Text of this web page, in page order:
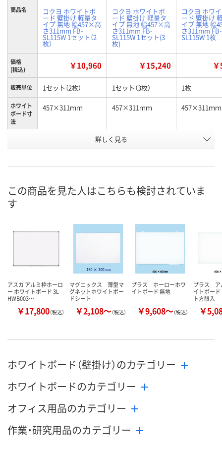
商品名 コクヨ ホワイトボ
ード 壁掛け 軽量タ
イプ 無地 幅457×高
さ311mm FB-
SL115W 1セット（2
枚）
コクヨ ホワイトボ
ード 壁掛け 軽量タ
イプ 無地 幅457×高
さ311mm FB-
SL115W 1セット(3
枚)
コクヨ ホワ
ード 壁掛け
イプ 無地 幅
さ311mm FB-
SL115W 1枚
価格
(税込)
￥10,960 ￥15,240
販売単位 1セット（2枚） 1セット（3枚） 1枚
ホワイト
ボード寸
法
457×311ｍｍ 457×311ｍｍ 457×311ｍｍ
4243446 AR31746
8月9日（日）
カゴへ カゴへ
詳しく見る
この商品を見た人はこちらも検討されていま
す
アスカ アルミ枠ホーロ
ー ホワイトボード 3L
HWB003…
￥17,800（税込）
マグエックス 薄型マ
グネットホワイトボー
ドシート
￥2,108～（税込）
プラス ホーローホワ
イトボード 無地
￥9,608～（税込）
プラス ア
イトボー
ト方眼入
￥
ホワイトボード（壁掛け）のカテゴリー
ホワイトボードのカテゴリー
オフィス用品のカテゴリー
作業・研究用品のカテゴリー